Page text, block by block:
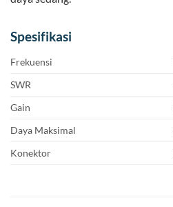
Spesifikasi
Frekuensi
SWR
Gain
Daya Maksimal
Konektor